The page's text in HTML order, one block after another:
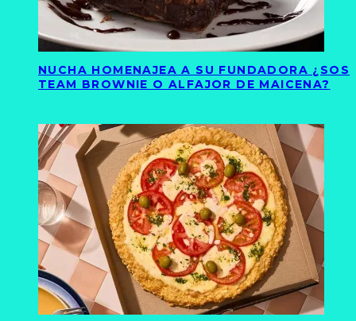
NUCHA HOMENAJEA A SU FUNDADORA ¿SOS
TEAM BROWNIE O ALFAJOR DE MAICENA?